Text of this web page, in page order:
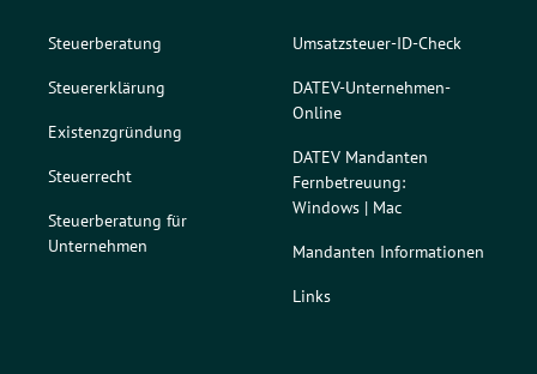
Steuerberatung
Steuererklärung
Existenzgründung
Steuerrecht
Steuerberatung für
Unternehmen
Umsatzsteuer-ID-Check
DATEV-Unternehmen-
Online
DATEV Mandanten
Fernbetreuung:
Windows | Mac
Mandanten Informationen
Links